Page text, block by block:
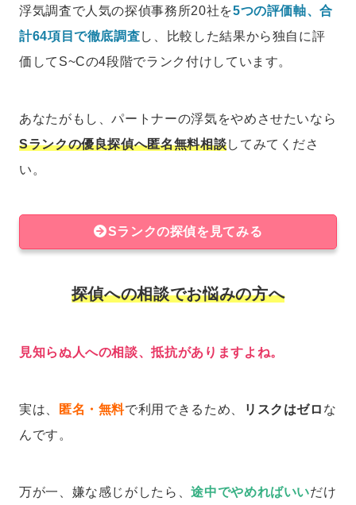
浮気調査で人気の探偵事務所20社を5つの評価軸、合
計64項目で徹底調査し、比較した結果から独自に評
価してS~Cの4段階でランク付けしています。
あなたがもし、パートナーの浮気をやめさせたいなら
Sランクの優良探偵へ匿名無料相談してみてくださ
い。
Sランクの探偵を見てみる
探偵への相談でお悩みの方へ
見知らぬ人への相談、抵抗がありますよね。
実は、 匿名・無料で利用できるため、 リスクはゼロ な
んです。
万が一、嫌な感じがしたら、途中でやめればいいだけ